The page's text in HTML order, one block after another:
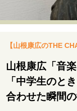
運命を変えた出会
表現者の葛藤
【山根康広のTHE
山根康広「音
「中学生のと
合わせた瞬間